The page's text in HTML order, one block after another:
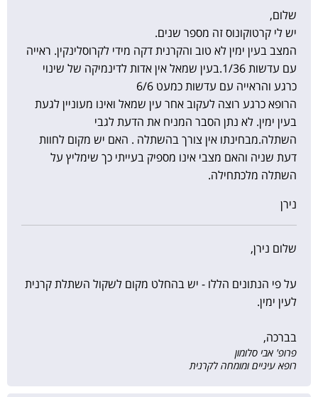
שלום,
יש לי קרטוקונוס זה מספר שנים.
המצב בעין ימין לא טוב והקרנית דקה מידי לקרוסלינקין. ראייה
עם עדשות 1/36.בעין שמאל אין אדות לדינמיקה של שינוי
כרגע והראייה עם עדשות כמעט 6/6
הרופא כרגע רוצה לעקוב אחר עין שמאל ואינו מעוניין לגעת
בעין ימין. לא נתן הסבר המניח את הדעת לגבי
השתלה.מבחינתו אין צורך בהשתלה . האם יש מקום לחוות
דעת שניה והאם מצבי אינו מספיק בעייתי כך שימליץ על
השתלה מלכתחילה.
נירן
שלום נירן,
על פי הנתונים הללו - יש בהחלט מקום לשקול השתלת קרנית
לעין ימין.
בברכה,
פרופ' אבי סלומון
רופא עיניים ומומחה לקרנית